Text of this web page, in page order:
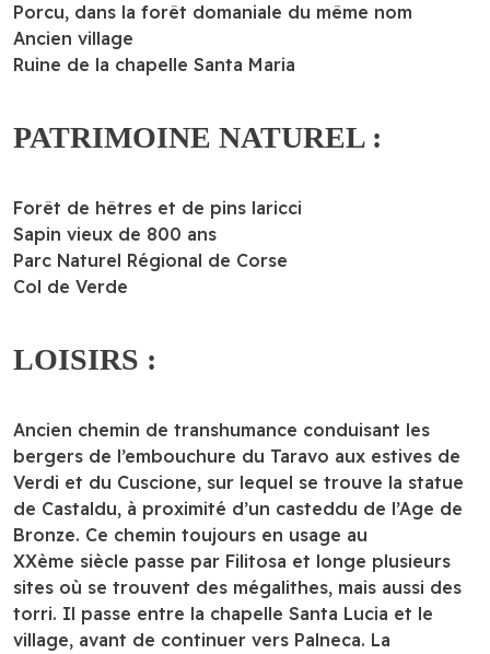
Porcu, dans la forêt domaniale du même nom
Ancien village
Ruine de la chapelle Santa Maria
PATRIMOINE NATUREL :
Forêt de hêtres et de pins laricci
Sapin vieux de 800 ans
Parc Naturel Régional de Corse
Col de Verde
LOISIRS :
Ancien chemin de transhumance conduisant les
bergers de l’embouchure du Taravo aux estives de
Verdi et du Cuscione, sur lequel se trouve la statue
de Castaldu, à proximité d’un casteddu de l’Age de
Bronze. Ce chemin toujours en usage au
XXème siècle passe par Filitosa et longe plusieurs
sites où se trouvent des mégalithes, mais aussi des
torri. Il passe entre la chapelle Santa Lucia et le
village, avant de continuer vers Palneca. La